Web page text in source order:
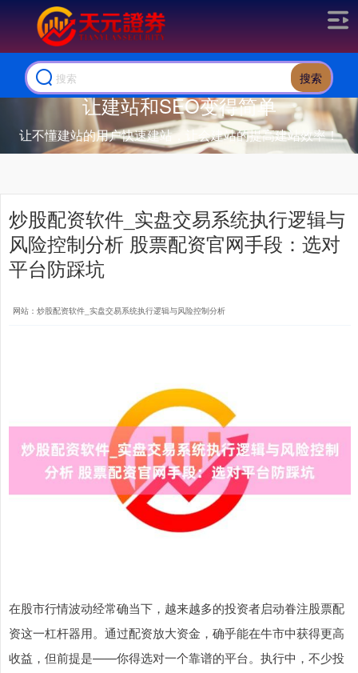
搜索
让建站和SEO变得简单
让不懂建站的用户快速建站，让会建站的提高建站效率！
炒股配资软件_实盘交易系统执行逻辑与
风险控制分析 股票配资官网手段：选对
平台防踩坑
网站：炒股配资软件_实盘交易系统执行逻辑与风险控制分析
在股市行情波动经常确当下，越来越多的投资者启动眷注股票配
资这一杠杆器用。通过配资放大资金，确乎能在牛市中获得更高
收益，但前提是——你得选对一个靠谱的平台。执行中，不少投